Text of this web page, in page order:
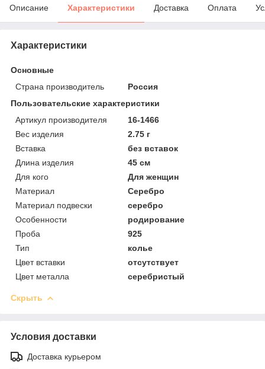
Описание Характеристики Доставка Оплата
Характеристики
Основные
Страна производитель
Россия
Пользовательские характеристики
Артикул производителя
16-1466
Вес изделия
2.75 г
Вставка
без вставок
Длина изделия
45 см
Для кого
Для женщин
Материал
Серебро
Материал подвески
серебро
Особенности
родирование
Проба
925
Тип
колье
Цвет вставки
отсутствует
Цвет металла
серебристый
Скрыть
Условия доставки
Доставка курьером